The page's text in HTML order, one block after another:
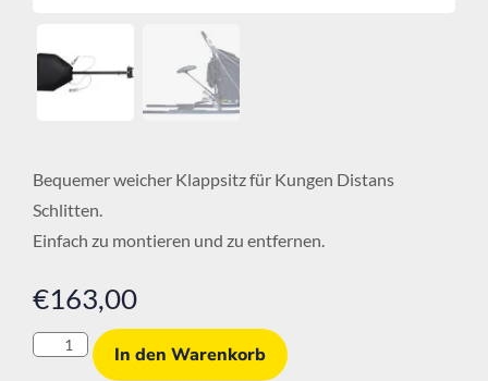
Bequemer weicher Klappsitz für Kungen Distans
Schlitten.
Einfach zu montieren und zu entfernen.
€163,00
In den Warenkorb